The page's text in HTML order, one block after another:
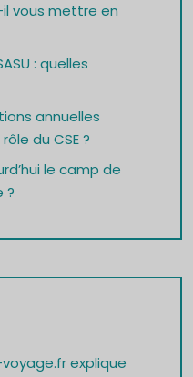
vous mettre en
: quelles
annuelles
du CSE ?
le camp de
?
explique